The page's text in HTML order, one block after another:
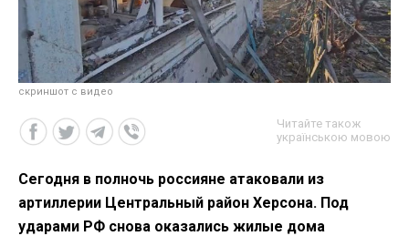
скриншот с видео
Читайте також
українською мовою
Сегодня в полночь россияне атаковали из
артиллерии Центральный район Херсона. Под
ударами РФ снова оказались жилые дома